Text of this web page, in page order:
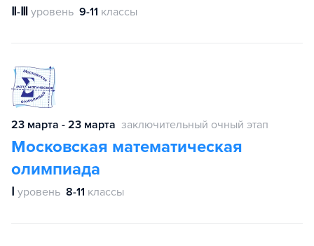
Ⅱ-Ⅲ уровень 9-11 классы
23 марта - 23 марта заключительный очный этап
Московская математическая
олимпиада
Ⅰ уровень 8-11 классы